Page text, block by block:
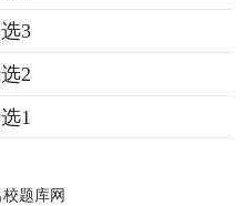
3
2
1
校题库网